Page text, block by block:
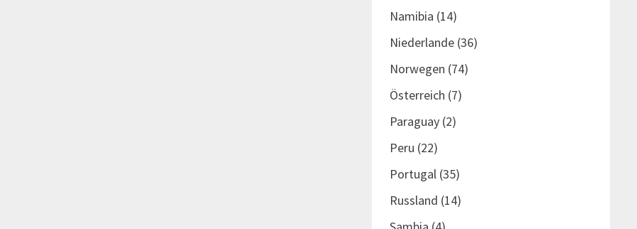
Namibia (14)
Niederlande(36)
Norwegen (74)
Österreich (7)
Paraguay(2)
Peru (22)
Portugal(35)
Russland (14)